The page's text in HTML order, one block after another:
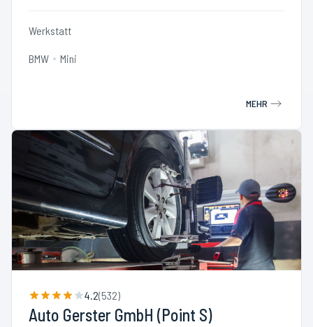
Werkstatt
BMW Mini
MEHR
4.2(532)
Auto Gerster GmbH (Point S)